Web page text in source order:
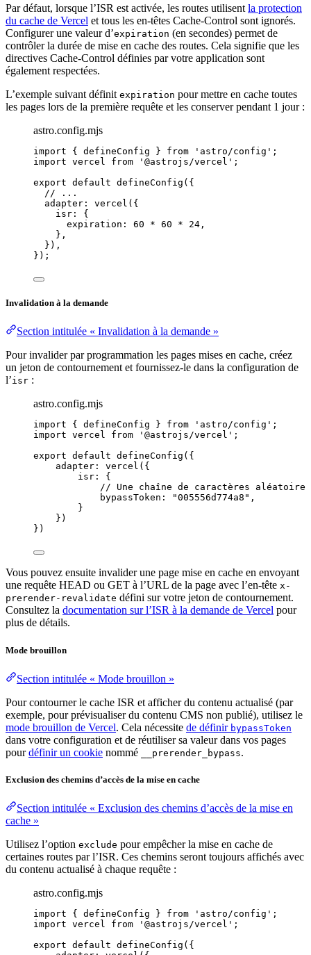
Par défaut, lorsque l’ISR est activée, les routes utilisent la protection
du cache de Vercel et tous les en-têtes Cache-Control sont ignorés.
Configurer une valeur d’expiration (en secondes) permet de
contrôler la durée de mise en cache des routes. Cela signifie que les
directives Cache-Control définies par votre application sont
également respectées.
L’exemple suivant définit expiration pour mettre en cache toutes
les pages lors de la première requête et les conserver pendant 1 jour :
astro.config.mjs
import { defineConfig } from ' astro/config ' ;
import vercel from ' @astrojs/vercel ' ;
export default defineConfig ({
// ...
adapter: vercel ({
isr: {
expiration: 60 * 60 * 24 ,
},
}),
});
Invalidation à la demande
Section intitulée « Invalidation à la demande »
Pour invalider par programmation les pages mises en cache, créez
un jeton de contournement et fournissez-le dans la configuration de
l’isr :
astro.config.mjs
import { defineConfig } from ' astro/config ' ;
import vercel from ' @astrojs/vercel ' ;
export default defineConfig ({
adapter: vercel ({
isr: {
// Une chaîne de caractères aléatoire
bypassToken:
"005556d774a8 " ,
}
})
})
Vous pouvez ensuite invalider une page mise en cache en envoyant
une requête HEAD ou GET à l’URL de la page avec l’en-tête x-
prerender-revalidate défini sur votre jeton de contournement.
Consultez la documentation sur l’ISR à la demande de Vercel pour
plus de détails.
Mode brouillon
Section intitulée « Mode brouillon »
Pour contourner le cache ISR et afficher du contenu actualisé (par
exemple, pour prévisualiser du contenu CMS non publié), utilisez le
mode brouillon de Vercel. Cela nécessite de définir bypassToken
dans votre configuration et de réutiliser sa valeur dans vos pages
pourdéfinir un cookie nommé __prerender_bypass.
Exclusion des chemins d’accès de la mise en cache
Section intitulée « Exclusion des chemins d’accès de la mise en
cache »
Utilisez l’option exclude pour empêcher la mise en cache de
certaines routes par l’ISR. Ces chemins seront toujours affichés avec
du contenu actualisé à chaque requête :
astro.config.mjs
import { defineConfig } from ' astro/config ' ;
import vercel from ' @astrojs/vercel ' ;
export default defineConfig ({